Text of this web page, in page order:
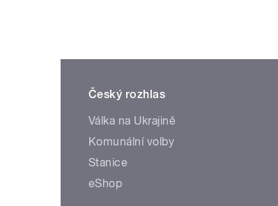
Český rozhlas
Válka na Ukrajině
Komunální volby
Stanice
eShop